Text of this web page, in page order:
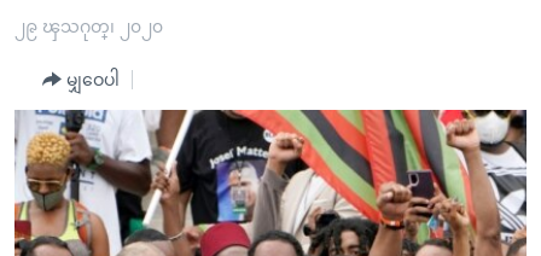
သို့
ကျော်
ကြည့်
ရန်
ပင်မ
အ
ညွန်း
အစ္စရေး-ပါလက်စတိုင်း
အင်္ဂလိပ်စာလေ့လာမယ်
အမေရိကန်သုံးအီဒီယံ
မကြေးမုံရဲ့ အင်္ဂလိပ်စာ
ရုပ်ရှင်ထဲက အင်္ဂလိပ်စာ
သုတပဒေသာ အင်္ဂလိပ်စာ
အပတ်စဉ်ကဏ္ဍများ
ရေဒီယို
တီဗွီ
ရေဒီယိုနှင့်ရုပ်သံ အချက်အလက်များ
ရေဒီယို/တီဗွီအစီအစဉ်
Learning English
၂၉ ၾသဂုတ္၊ ၂၀၂၀
မျှဝေပါ